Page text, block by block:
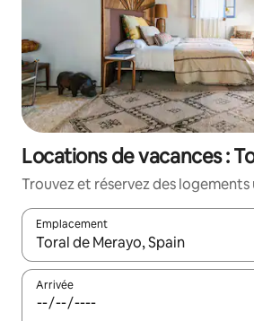
Locations de vacances :
Trouvez et réservez des logements
Emplacement
Quand les résultats sont affichés,
Arrivée